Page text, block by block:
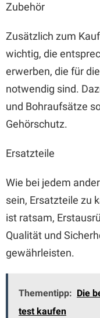
Zubehör
Zusätzlich zum
wichtig, die
erwerben, die für
notwendig sind.
und Bohraufsätze
Gehörschutz.
Ersatzteile
Wie bei jedem
sein, Ersatzteile zu
ist ratsam,
Qualität und
gewährleisten.
Thementipp: Die
test kaufen